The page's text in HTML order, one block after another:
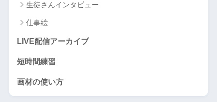
生徒さんインタビュー
仕事絵
LIVE配信アーカイブ
短時間練習
画材の使い方